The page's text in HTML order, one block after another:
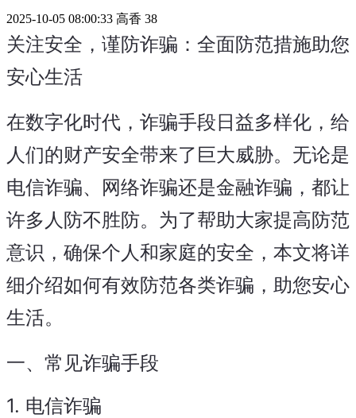
2025-10-05 08:00:33 高香 38
关注安全，谨防诈骗：全面防范措施助您
安心生活
在数字化时代，诈骗手段日益多样化，给
人们的财产安全带来了巨大威胁。无论是
电信诈骗、网络诈骗还是金融诈骗，都让
许多人防不胜防。为了帮助大家提高防范
意识，确保个人和家庭的安全，本文将详
细介绍如何有效防范各类诈骗，助您安心
生活。
一、常见诈骗手段
1. 电信诈骗